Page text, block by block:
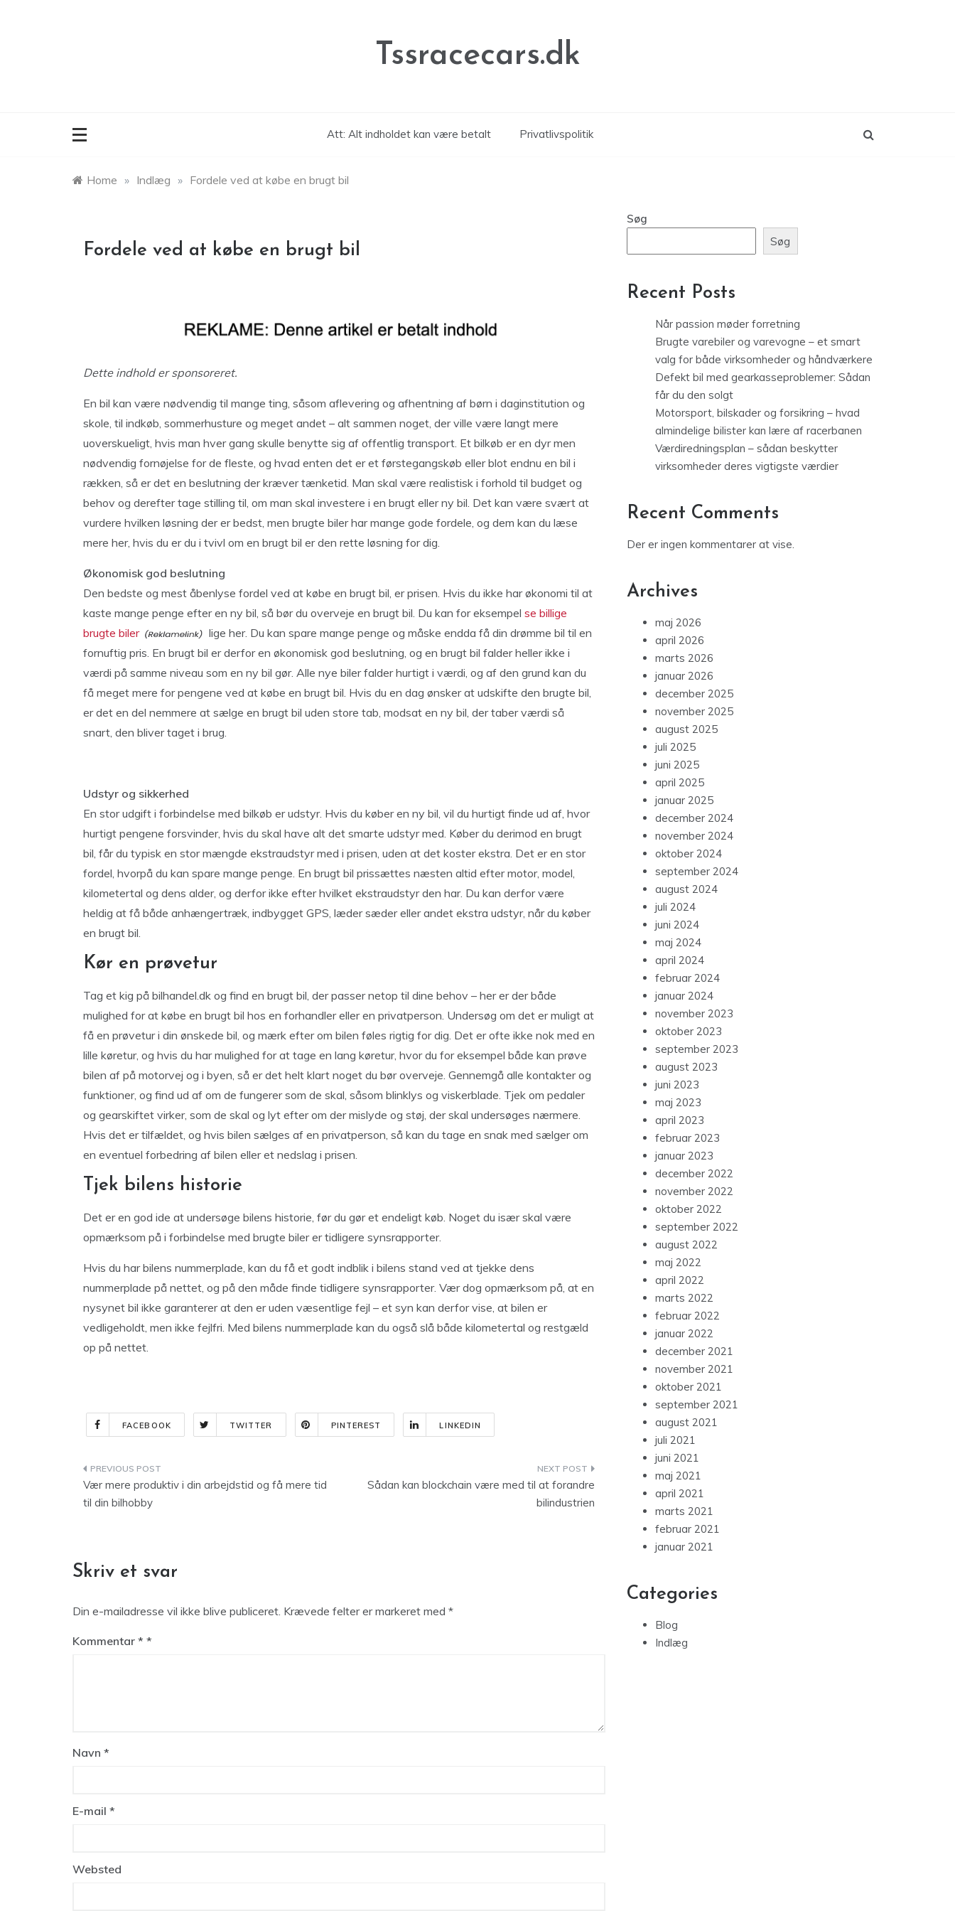
Tssracecars.dk
Att: Alt indholdet kan være betalt Privatlivspolitik
Home » Indlæg » Fordele ved at købe en brugt bil
Fordele ved at købe en brugt bil
Dette indhold er sponsoreret.
En bil kan være nødvendig til mange ting, såsom aflevering og afhentning af børn i daginstitution og
skole, til indkøb, sommerhusture og meget andet – alt sammen noget, der ville være langt mere
uoverskueligt, hvis man hver gang skulle benytte sig af offentlig transport. Et bilkøb er en dyr men
nødvendig fornøjelse for de fleste, og hvad enten det er et førstegangskøb eller blot endnu en bil i
rækken, så er det en beslutning der kræver tænketid. Man skal være realistisk i forhold til budget og
behov og derefter tage stilling til, om man skal investere i en brugt eller ny bil. Det kan være svært at
vurdere hvilken løsning der er bedst, men brugte biler har mange gode fordele, og dem kan du læse
mere her, hvis du er du i tvivl om en brugt bil er den rette løsning for dig.
Økonomisk god beslutning
Den bedste og mest åbenlyse fordel ved at købe en brugt bil, er prisen. Hvis du ikke har økonomi til at
kaste mange penge efter en ny bil, så bør du overveje en brugt bil. Du kan for eksempel se billige
brugte biler
lige her. Du kan spare mange penge og måske endda få din drømme bil til en
fornuftig pris. En brugt bil er derfor en økonomisk god beslutning, og en brugt bil falder heller ikke i
værdi på samme niveau som en ny bil gør. Alle nye biler falder hurtigt i værdi, og af den grund kan du
få meget mere for pengene ved at købe en brugt bil. Hvis du en dag ønsker at udskifte den brugte bil,
er det en del nemmere at sælge en brugt bil uden store tab, modsat en ny bil, der taber værdi så
snart, den bliver taget i brug.
Udstyr og sikkerhed
En stor udgift i forbindelse med bilkøb er udstyr. Hvis du køber en ny bil, vil du hurtigt finde ud af, hvor
hurtigt pengene forsvinder, hvis du skal have alt det smarte udstyr med. Køber du derimod en brugt
bil, får du typisk en stor mængde ekstraudstyr med i prisen, uden at det koster ekstra. Det er en stor
fordel, hvorpå du kan spare mange penge. En brugt bil prissættes næsten altid efter motor, model,
kilometertal og dens alder, og derfor ikke efter hvilket ekstraudstyr den har. Du kan derfor være
heldig at få både anhængertræk, indbygget GPS, læder sæder eller andet ekstra udstyr, når du køber
en brugt bil.
Kør en prøvetur
Tag et kig på bilhandel.dk og find en brugt bil, der passer netop til dine behov – her er der både
mulighed for at købe en brugt bil hos en forhandler eller en privatperson. Undersøg om det er muligt at
få en prøvetur i din ønskede bil, og mærk efter om bilen føles rigtig for dig. Det er ofte ikke nok med en
lille køretur, og hvis du har mulighed for at tage en lang køretur, hvor du for eksempel både kan prøve
bilen af på motorvej og i byen, så er det helt klart noget du bør overveje. Gennemgå alle kontakter og
funktioner, og find ud af om de fungerer som de skal, såsom blinklys og viskerblade. Tjek om pedaler
og gearskiftet virker, som de skal og lyt efter om der mislyde og støj, der skal undersøges nærmere.
Hvis det er tilfældet, og hvis bilen sælges af en privatperson, så kan du tage en snak med sælger om
en eventuel forbedring af bilen eller et nedslag i prisen.
Tjek bilens historie
Det er en god ide at undersøge bilens historie, før du gør et endeligt køb. Noget du især skal være
opmærksom på i forbindelse med brugte biler er tidligere synsrapporter.
Hvis du har bilens nummerplade, kan du få et godt indblik i bilens stand ved at tjekke dens
nummerplade på nettet, og på den måde finde tidligere synsrapporter. Vær dog opmærksom på, at en
nysynet bil ikke garanterer at den er uden væsentlige fejl – et syn kan derfor vise, at bilen er
vedligeholdt, men ikke fejlfri. Med bilens nummerplade kan du også slå både kilometertal og restgæld
op på nettet.
FACEBOOK TWITTER PINTEREST LINKEDIN
Indlægsnavigation
Vær mere produktiv i din arbejdstid og få mere tid
til din bilhobby
Sådan kan blockchain være med til at forandre
bilindustrien
Skriv et svar
Din e-mailadresse vil ikke blive publiceret. Krævede felter er markeret med *
Kommentar *
Navn *
E-mail *
Websted
Søg
Søg
Recent Posts
Når passion møder forretning
Brugte varebiler og varevogne – et smart
valg for både virksomheder og håndværkere
Defekt bil med gearkasseproblemer: Sådan
får du den solgt
Motorsport, bilskader og forsikring – hvad
almindelige bilister kan lære af racerbanen
Værdiredningsplan – sådan beskytter
virksomheder deres vigtigste værdier
Recent Comments
Der er ingen kommentarer at vise.
Archives
maj 2026
april 2026
marts 2026
januar 2026
december 2025
november 2025
august 2025
juli 2025
juni 2025
april 2025
januar 2025
december 2024
november 2024
oktober 2024
september 2024
august 2024
juli 2024
juni 2024
maj 2024
april 2024
februar 2024
januar 2024
november 2023
oktober 2023
september 2023
august 2023
juni 2023
maj 2023
april 2023
februar 2023
januar 2023
december 2022
november 2022
oktober 2022
september 2022
august 2022
maj 2022
april 2022
marts 2022
februar 2022
januar 2022
december 2021
november 2021
oktober 2021
september 2021
august 2021
juli 2021
juni 2021
maj 2021
april 2021
marts 2021
februar 2021
januar 2021
Categories
Blog
Indlæg